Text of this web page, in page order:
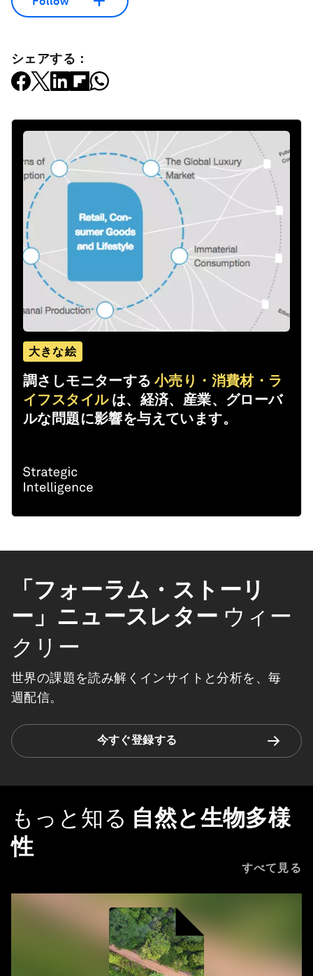
シェアする：
大きな絵
調さしモニターする 小売り・消費材・ラ
イフスタイル は、経済、産業、グローバ
ルな問題に影響を与えています。
「フォーラム・ストーリ
ー」ニュースレター ウィー
クリー
世界の課題を読み解くインサイトと分析を、毎
週配信。
今すぐ登録する
もっと知る 自然と生物多様
性
すべて見る